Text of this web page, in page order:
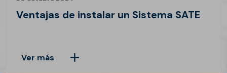
Ventajas de instalar un Sistema SATE
Ver más